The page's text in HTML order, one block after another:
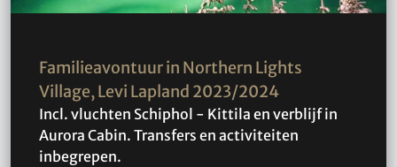
Familieavontuur in Northern Lights
Village, Levi Lapland 2023/2024
Incl. vluchten Schiphol - Kittila en verblijf in
Aurora Cabin. Transfers en activiteiten
inbegrepen.